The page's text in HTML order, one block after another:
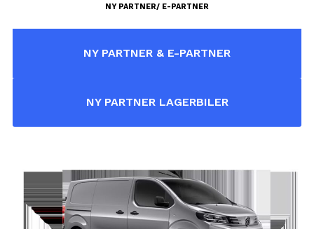
NY PARTNER/ E-PARTNER
NY PARTNER & E-PARTNER
NY PARTNER LAGERBILER